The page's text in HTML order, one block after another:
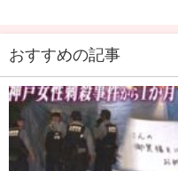
おすすめの記事